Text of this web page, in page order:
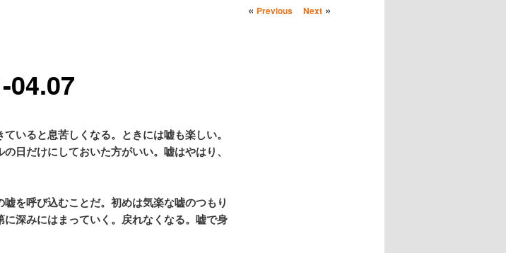
投稿ナビゲーシ
« Previous Next »
いると息苦しくなる。ときには嘘も楽しい。
日だけにしておいた方がいい。嘘はやはり、
を呼び込むことだ。初めは気楽な嘘のつもり
深みにはまっていく。戻れなくなる。嘘で身